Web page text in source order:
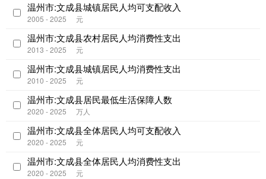
温州市:文成县城镇居民人均可支配收入
2005 - 2025 元
温州市:文成县农村居民人均消费性支出
2013 - 2025 元
温州市:文成县城镇居民人均消费性支出
2010 - 2025 元
温州市:文成县居民最低生活保障人数
2020 - 2025 万人
温州市:文成县全体居民人均可支配收入
2020 - 2025 元
温州市:文成县全体居民人均消费性支出
2020 - 2025 元